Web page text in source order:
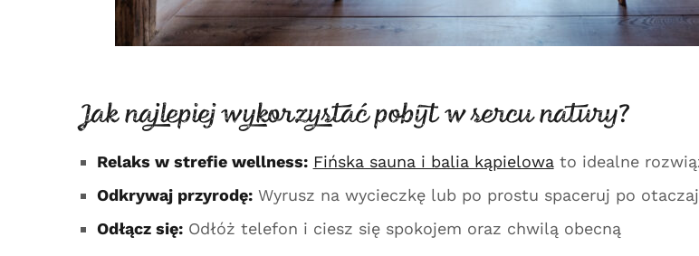
Jak najlepiej wykorzystać pobyt w sercu natury?
Relaks w strefie wellness: Fińska sauna i balia kąpielowa to idealne
Odkrywaj przyrodę:Wyrusz na wycieczkę lub po prostu spaceruj po
Odłącz się:Odłóż telefon i ciesz się spokojem oraz chwilą obecną